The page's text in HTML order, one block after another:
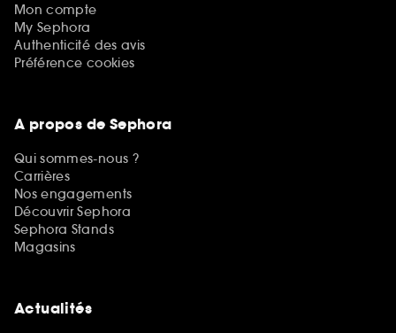
Mon compte
My Sephora
Authenticité des avis
Préférence cookies
A propos de Sephora
Qui sommes-nous ?
Carrières
Nos engagements
Découvrir Sephora
Sephora Stands
Magasins
Actualités